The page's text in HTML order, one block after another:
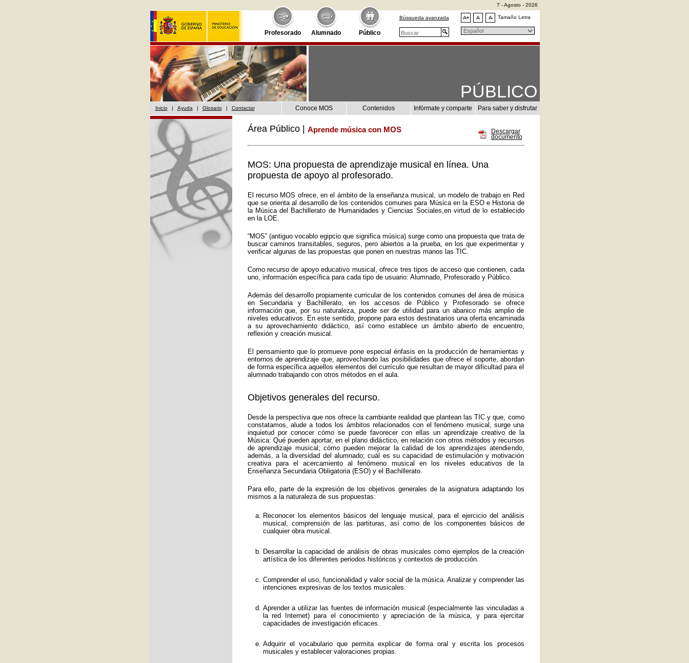
Profesorado Alumnado Público
7 - Agosto - 2026
Búsqueda avanzada Tamaño Letra
PÚBLICO
Inicio | Ayuda | Glosario | Contactar Conoce MOS Contenidos Infórmate y comparte Para saber y disfrutar
Descargar
documento
Área Público | Aprende música con MOS
MOS: Una propuesta de aprendizaje musical en línea. Una
propuesta de apoyo al profesorado.
El recurso MOS ofrece, en el ámbito de la enseñanza musical, un modelo de trabajo en Red
que se orienta al desarrollo de los contenidos comunes para Música en la ESO e Historia de
la Música del Bachillerato de Humanidades y Ciencias Sociales,en virtud de lo establecido
en la LOE.
“MOS” (antiguo vocablo egipcio que significa música) surge como una propuesta que trata de
buscar caminos transitables, seguros, pero abiertos a la prueba, en los que experimentar y
verificar algunas de las propuestas que ponen en nuestras manos las TIC.
Como recurso de apoyo educativo musical, ofrece tres tipos de acceso que contienen, cada
uno, información específica para cada tipo de usuario: Alumnado, Profesorado y Público.
Además del desarrollo propiamente curricular de los contenidos comunes del área de música
en Secundaria y Bachillerato, en los accesos de Público y Profesorado se ofrece
información que, por su naturaleza, puede ser de utilidad para un abanico más amplio de
niveles educativos. En este sentido, propone para estos destinatarios una oferta encaminada
a su aprovechamiento didáctico, así como establece un ámbito abierto de encuentro,
reflexión y creación musical.
El pensamiento que lo promueve pone especial énfasis en la producción de herramientas y
entornos de aprendizaje que, aprovechando las posibilidades que ofrece el soporte, abordan
de forma específica aquellos elementos del currículo que resultan de mayor dificultad para el
alumnado trabajando con otros métodos en el aula.
Objetivos generales del recurso.
Desde la perspectiva que nos ofrece la cambiante realidad que plantean las TIC y que, como
constatamos, alude a todos los ámbitos relacionados con el fenómeno musical, surge una
inquietud por conocer cómo se puede favorecer con ellas un aprendizaje creativo de la
Música: Qué pueden aportar, en el plano didáctico, en relación con otros métodos y recursos
de aprendizaje musical; cómo pueden mejorar la calidad de los aprendizajes atendiendo,
además, a la diversidad del alumnado; cuál es su capacidad de estimulación y motivación
creativa para el acercamiento al fenómeno musical en los niveles educativos de la
Enseñanza Secundaria Obligatoria (ESO) y el Bachillerato.
Para ello, parte de la expresión de los objetivos generales de la asignatura adaptando los
mismos a la naturaleza de sus propuestas:
Reconocer los elementos básicos del lenguaje musical, para el ejercicio del análisis
musical, comprensión de las partituras, así como de los componentes básicos de
cualquier obra musical.
Desarrollar la capacidad de análisis de obras musicales como ejemplos de la creación
artística de los diferentes periodos históricos y contextos de producción.
Comprender el uso, funcionalidad y valor social de la música. Analizar y comprender las
intenciones expresivas de los textos musicales.
Aprender a utilizar las fuentes de información musical (especialmente las vinculadas a
la red Internet) para el conocimiento y apreciación de la música, y para ejercitar
capacidades de investigación eficaces.
Adquirir el vocabulario que permita explicar de forma oral y escrita los procesos
musicales y establecer valoraciones propias.